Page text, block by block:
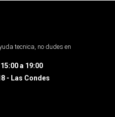
tecnica, no dudes en
a 19:00
- Las Condes